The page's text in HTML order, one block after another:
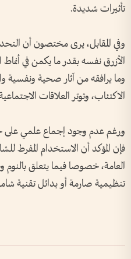
تأثيرات شديدة.
وفي المقابل، يرى مختصون أن
الأزرق نفسه بقدر ما يكمن في
وما يرافقه من آثار صحية ونفسية
الاكتئاب، وتوتر العلاقات
ورغم عدم وجود إجماع علمي على
فإن المؤكد أن الاستخدام المفرط
العامة، خصوصا فيما يتعلق
تنظيمية صارمة أو بدائل تقنية